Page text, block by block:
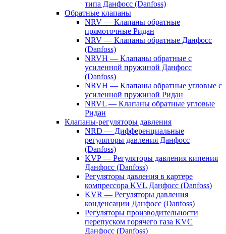
типа Данфосс (Danfoss)
Обратные клапаны
NRV — Клапаны обратные
прямоточные Ридан
NRV — Клапаны обратные Данфосс
(Danfoss)
NRVH — Клапаны обратные с
усиленной пружиной Данфосс
(Danfoss)
NRVH — Клапаны обратные угловые с
усиленной пружиной Ридан
NRVL — Клапаны обратные угловые
Ридан
Клапаны-регуляторы давления
NRD — Дифференциальные
регуляторы давления Данфосс
(Danfoss)
KVP — Регуляторы давления кипения
Данфосс (Danfoss)
Регуляторы давления в картере
компрессора KVL Данфосс (Danfoss)
KVR — Регуляторы давления
конденсации Данфосс (Danfoss)
Регуляторы производительности
перепуском горячего газа KVC
Данфосс (Danfoss)